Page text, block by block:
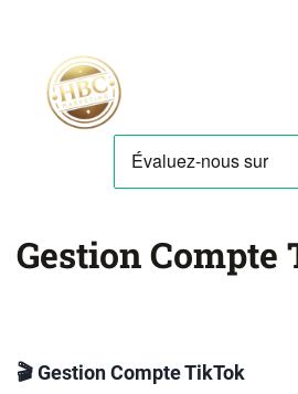
Gestion
🎬 Gestion Compte TikTok